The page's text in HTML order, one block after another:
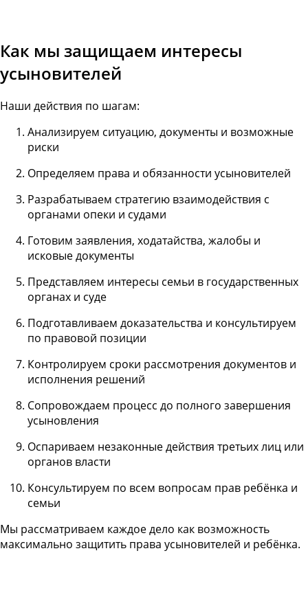
Как мы защищаем интересы
усыновителей
Наши действия по шагам:
Анализируем ситуацию, документы и возможные
риски
Определяем права и обязанности усыновителей
Разрабатываем стратегию взаимодействия с
органами опеки и судами
Готовим заявления, ходатайства, жалобы и
исковые документы
Представляем интересы семьи в государственных
органах и суде
Подготавливаем доказательства и консультируем
по правовой позиции
Контролируем сроки рассмотрения документов и
исполнения решений
Сопровождаем процесс до полного завершения
усыновления
Оспариваем незаконные действия третьих лиц или
органов власти
Консультируем по всем вопросам прав ребёнка и
семьи
Мы рассматриваем каждое дело как возможность
максимально защитить права усыновителей и ребёнка.